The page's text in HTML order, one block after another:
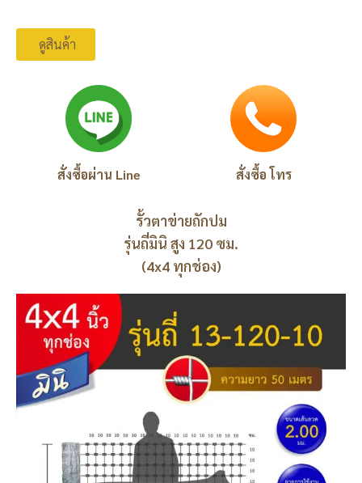
ดูสินค้า
สั่งซื้อผ่าน Line สั่งซื้อ โทร
รั้วตาข่ายถักปม
รุ่นถี่มินิ สูง 120 ซม.
(4x4 ทุกช่อง)